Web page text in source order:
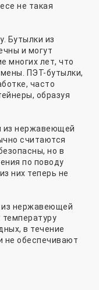
не такая
Бутылки из
и могут
многих лет, что
ПЭТ-бутылки,
часто
образуя
из нержавеющей
считаются
но в
по поводу
них теперь не
из нержавеющей
в течение
не обеспечивают